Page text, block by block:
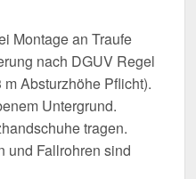
Montage an Traufe
nach DGUV Regel
Absturzhöhe Pflicht).
Untergrund.
tragen.
und Fallrohren sind